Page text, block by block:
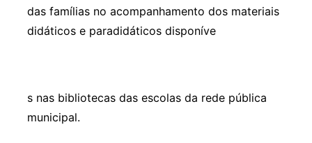
das famílias no acompanhamento dos materiais
didáticos e paradidáticos disponíve
s nas bibliotecas das escolas da rede pública
municipal.